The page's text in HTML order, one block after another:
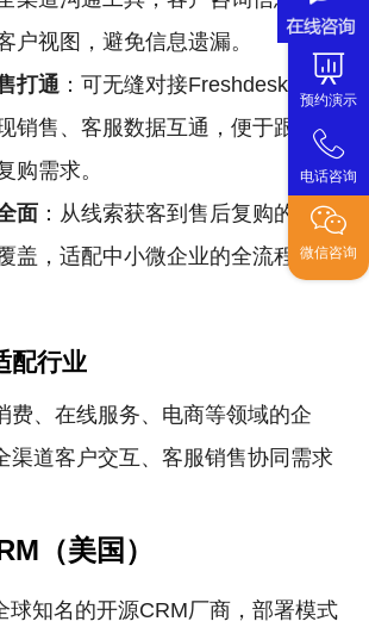
预约演示
电话咨询
微信咨询
户视图，避免信息遗漏。
打通 ：可无缝对接Freshdesk客服
销售、客服数据互通，便于跟进售
购需求。
面 ：从线索获客到售后复购的核心
盖，适配中小微企业的全流程需
配行业
费、在线服务、电商等领域的企
渠道客户交互、客服销售协同需求
（美国）
球知名的开源CRM厂商，部署模式